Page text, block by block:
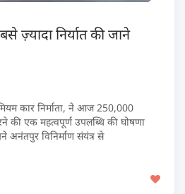
ज़्यादा निर्यात की जाने
कार निर्माता, ने आज 250,000
की एक महत्वपूर्ण उपलब्धि की घोषणा
विनिर्माण संयंत्र से